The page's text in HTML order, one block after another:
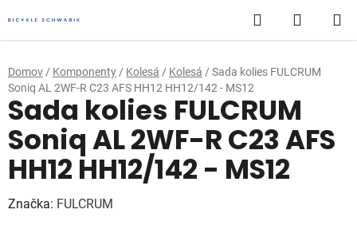
na
obsah
Hľadať
KOŠÍK
Domov / Komponenty / Kolesá / Kolesá / Sada kolies FULCRUM
Soniq AL 2WF-R C23 AFS HH12 HH12/142 - MS12
Sada kolies FULCRUM
Soniq AL 2WF-R C23 AFS
HH12 HH12/142 - MS12
Značka: FULCRUM